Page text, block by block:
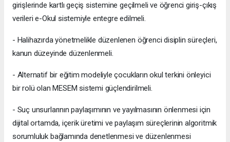
girişlerinde kartlı geçiş sistemine geçilmeli ve öğrenci giriş-çıkış
verileri e-Okul sistemiyle entegre edilmeli.
- Halihazırda yönetmelikle düzenlenen öğrenci disiplin süreçleri,
kanun düzeyinde düzenlenmeli.
- Alternatif bir eğitim modeliyle çocukların okul terkini önleyici
bir rolü olan MESEM sistemi güçlendirilmeli.
- Suç unsurlarının paylaşımının ve yayılmasının önlenmesi için
dijital ortamda, içerik üretimi ve paylaşım süreçlerinin algoritmik
sorumluluk bağlamında denetlenmesi ve düzenlenmesi